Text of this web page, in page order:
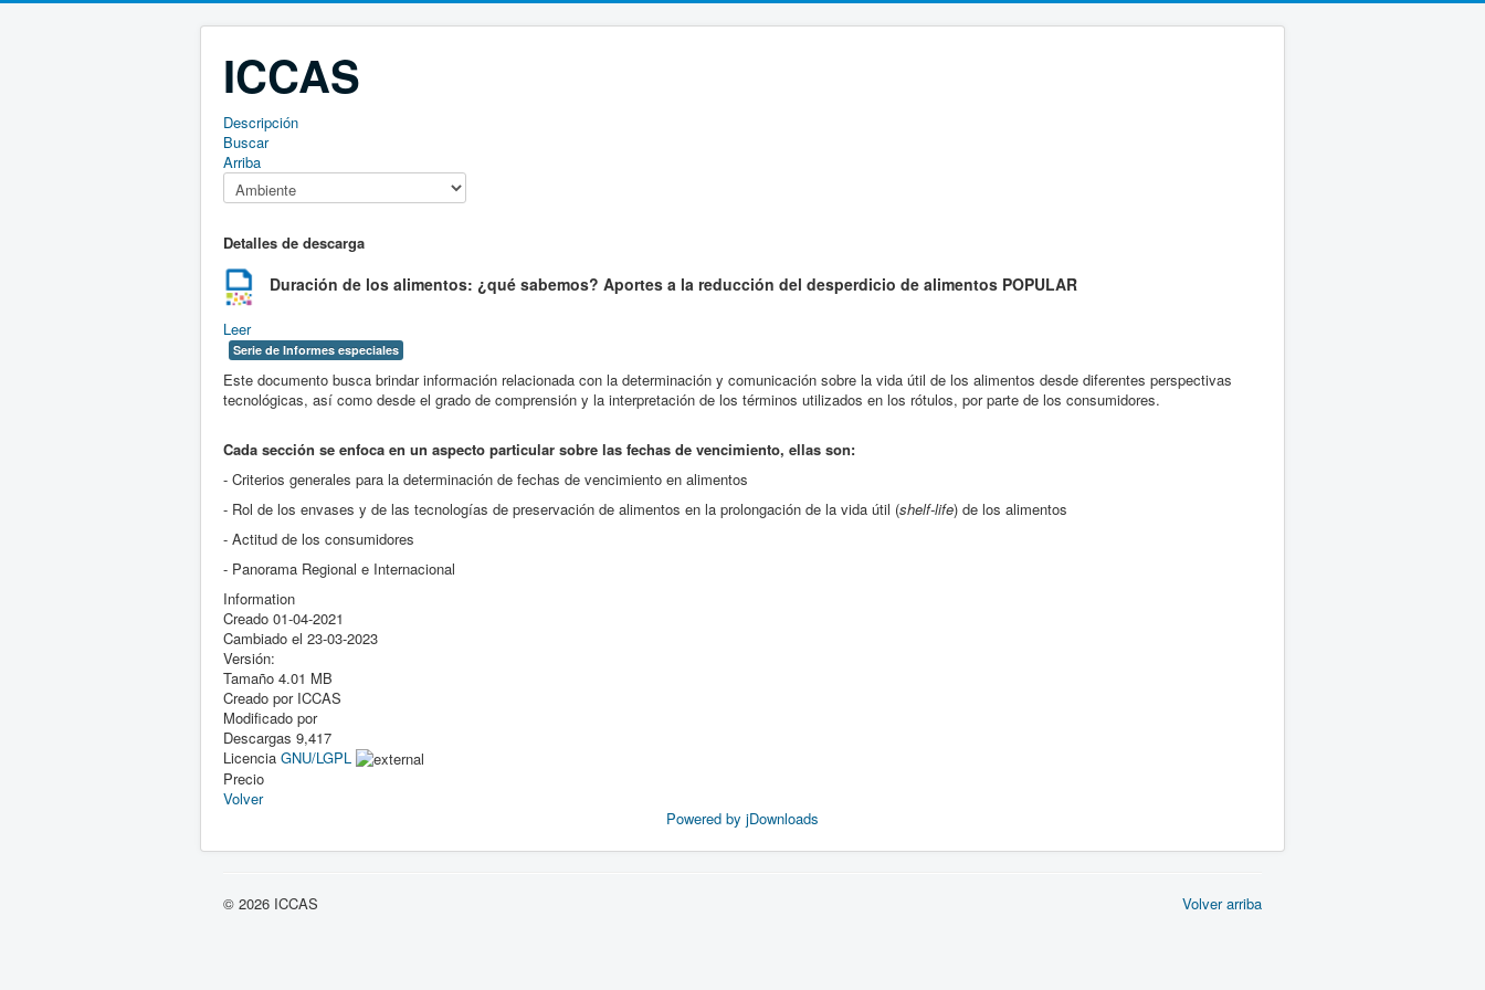
ICCAS
Descripción
Buscar
Arriba
Detalles de descarga
Duración de los alimentos: ¿qué sabemos? Aportes a la reducción del desperdicio de alimentos POPULAR
Leer
Serie de Informes especiales
Este documento busca brindar información relacionada con la determinación y comunicación sobre la vida útil de los alimentos desde diferentes perspectivas
tecnológicas, así como desde el grado de comprensión y la interpretación de los términos utilizados en los rótulos, por parte de los consumidores.
Cada sección se enfoca en un aspecto particular sobre las fechas de vencimiento, ellas son:
- Criterios generales para la determinación de fechas de vencimiento en alimentos
- Rol de los envases y de las tecnologías de preservación de alimentos en la prolongación de la vida útil (shelf-life) de los alimentos
- Actitud de los consumidores
- Panorama Regional e Internacional
Information
Creado 01-04-2021
Cambiado el 23-03-2023
Versión:
Tamaño 4.01 MB
Creado por ICCAS
Modificado por
Descargas 9,417
Licencia GNU/LGPL
Precio
Volver
Powered by jDownloads
Volver arriba
© 2026 ICCAS